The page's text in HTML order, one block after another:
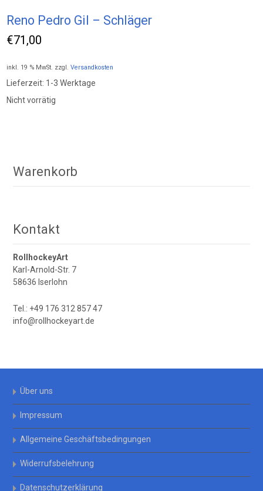
Reno Pedro Gil – Schläger
€71,00
inkl. 19 % MwSt. zzgl.Versandkosten
Lieferzeit: 1-3 Werktage
Nicht vorrätig
Warenkorb
Kontakt
RollhockeyArt
Karl-Arnold-Str. 7
58636 Iserlohn
Tel.: +49 176 312 857 47
info@rollhockeyart.de
Über uns
Impressum
Allgemeine Geschäftsbedingungen
Widerrufsbelehrung
Datenschutzerklärung